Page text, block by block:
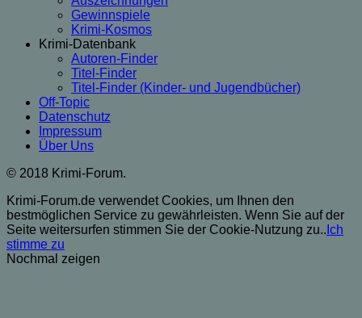
Gewinnspiele
Krimi-Kosmos
Krimi-Datenbank
Autoren-Finder
Titel-Finder
Titel-Finder (Kinder- und Jugendbücher)
Off-Topic
Datenschutz
Impressum
Über Uns
© 2018 Krimi-Forum.
Krimi-Forum.de verwendet Cookies, um Ihnen den
bestmöglichen Service zu gewährleisten. Wenn Sie auf der
Seite weitersurfen stimmen Sie der Cookie-Nutzung zu.. Ich
stimme zu
Nochmal zeigen